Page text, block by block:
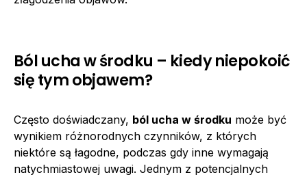
Ból ucha w środku – kiedy niepokoić
się tym objawem?
Często doświadczany, ból ucha w środku może być
wynikiem różnorodnych czynników, z których
niektóre są łagodne, podczas gdy inne wymagają
natychmiastowej uwagi. Jednym z potencjalnych